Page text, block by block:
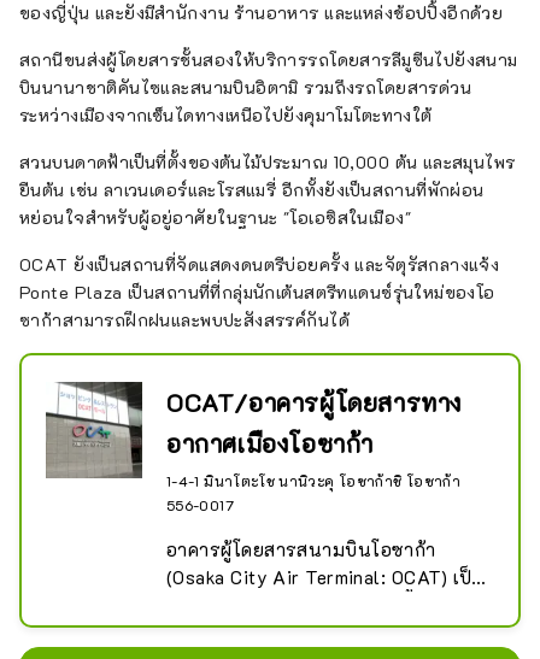
ของญี่ปุ่น และยังมีสำนักงาน ร้านอาหาร และแหล่งช้อปปิ้งอีกด้วย
สถานีขนส่งผู้โดยสารชั้นสองให้บริการรถโดยสารลีมูซีนไปยังสนาม
บินนานาชาติคันไซและสนามบินอิตามิ รวมถึงรถโดยสารด่วน
ระหว่างเมืองจากเซ็นไดทางเหนือไปยังคุมาโมโตะทางใต้
สวนบนดาดฟ้าเป็นที่ตั้งของต้นไม้ประมาณ 10,000 ต้น และสมุนไพร
ยืนต้น เช่น ลาเวนเดอร์และโรสแมรี่ อีกทั้งยังเป็นสถานที่พักผ่อน
หย่อนใจสำหรับผู้อยู่อาศัยในฐานะ "โอเอซิสในเมือง"
OCAT ยังเป็นสถานที่จัดแสดงดนตรีบ่อยครั้ง และจัตุรัสกลางแจ้ง
Ponte Plaza เป็นสถานที่ที่กลุ่มนักเต้นสตรีทแดนซ์รุ่นใหม่ของโอ
ซาก้าสามารถฝึกฝนและพบปะสังสรรค์กันได้
OCAT/อาคารผู้โดยสารทาง
อากาศเมืองโอซาก้า
1-4-1 มินาโตะโช นานิวะคุ โอซาก้าชิ โอซาก้า
556-0017
อาคารผู้โดยสารสนามบินโอซาก้า
(Osaka City Air Terminal: OCAT) เป็น
ย่านมินาโตะมาจิ เขตนานิวะ เมืองโอ